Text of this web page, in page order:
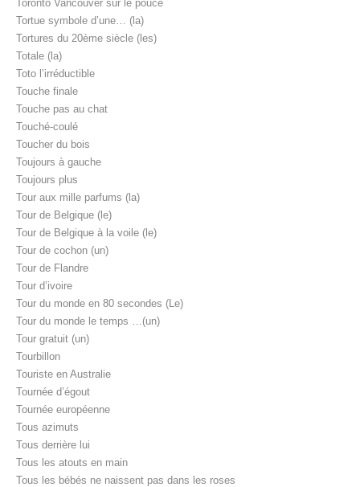
Toronto Vancouver sur le pouce
Tortue symbole d’une… (la)
Tortures du 20ème siècle (les)
Totale (la)
Toto l’irréductible
Touche finale
Touche pas au chat
Touché-coulé
Toucher du bois
Toujours à gauche
Toujours plus
Tour aux mille parfums (la)
Tour de Belgique (le)
Tour de Belgique à la voile (le)
Tour de cochon (un)
Tour de Flandre
Tour d’ivoire
Tour du monde en 80 secondes (Le)
Tour du monde le temps …(un)
Tour gratuit (un)
Tourbillon
Touriste en Australie
Tournée d’égout
Tournée européenne
Tous azimuts
Tous derrière lui
Tous les atouts en main
Tous les bébés ne naissent pas dans les roses